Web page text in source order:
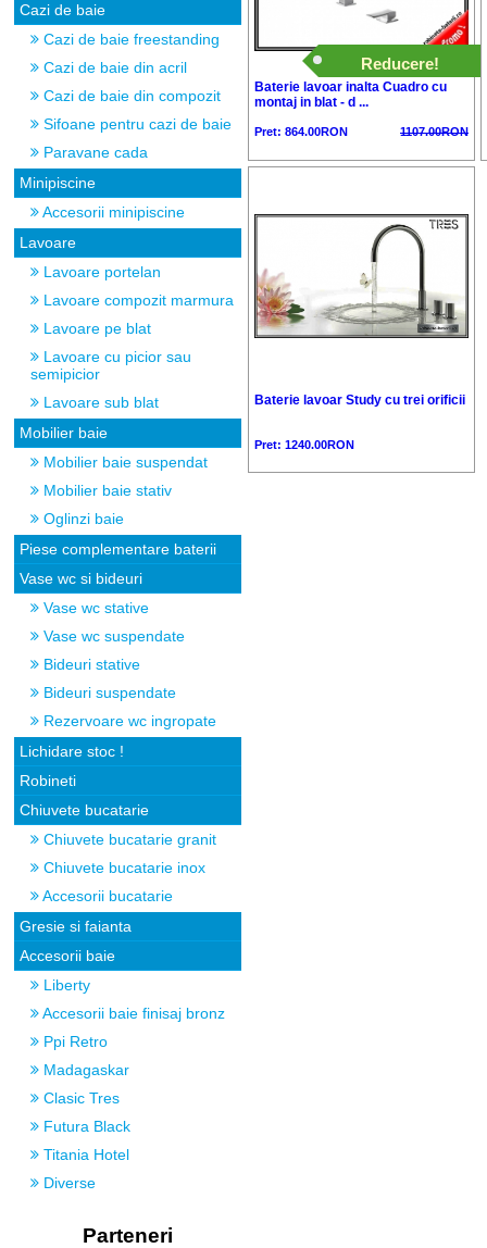
Cazi de baie
Cazi de baie freestanding
Cazi de baie din acril
Cazi de baie din compozit
Sifoane pentru cazi de baie
Paravane cada
Minipiscine
Accesorii minipiscine
Lavoare
Lavoare portelan
Lavoare compozit marmura
Lavoare pe blat
Lavoare cu picior sau
semipicior
Lavoare sub blat
Mobilier baie
Mobilier baie suspendat
Mobilier baie stativ
Oglinzi baie
Piese complementare baterii
Vase wc si bideuri
Vase wc stative
Vase wc suspendate
Bideuri stative
Bideuri suspendate
Rezervoare wc ingropate
Lichidare stoc !
Robineti
Chiuvete bucatarie
Chiuvete bucatarie granit
Chiuvete bucatarie inox
Accesorii bucatarie
Gresie si faianta
Accesorii baie
Liberty
Accesorii baie finisaj bronz
Ppi Retro
Madagaskar
Clasic Tres
Futura Black
Titania Hotel
Diverse
Parteneri
Reducere!
Baterie lavoar inalta Cuadro cu
montaj in blat - d ...
Pret: 864.00RON 1107.00RON
Baterie lavoar Study cu trei orificii
Pret: 1240.00RON